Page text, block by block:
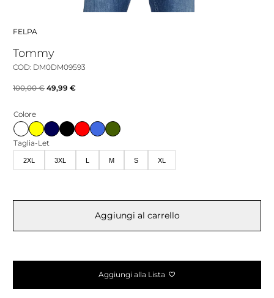
FELPA
Tommy
COD: DM0DM09593
100,00€ Il
originale
era:
100,00 €.
49,99 €Il
attuale
49,99 €.
Colore
Taglia-Let
2XL 3XL L M S XL
Aggiungi al carrello
Aggiungi alla Lista